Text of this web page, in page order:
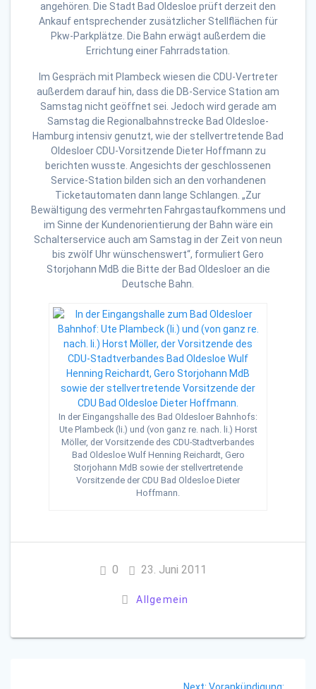
angehören. Die Stadt Bad Oldesloe prüft derzeit den
Ankauf entsprechender zusätzlicher Stellflächen für
Pkw-Parkplätze. Die Bahn erwägt außerdem die
Errichtung einer Fahrradstation.
Im Gespräch mit Plambeck wiesen die CDU-Vertreter
außerdem darauf hin, dass die DB-Service Station am
Samstag nicht geöffnet sei. Jedoch wird gerade am
Samstag die Regionalbahnstrecke Bad Oldesloe-
Hamburg intensiv genutzt, wie der stellvertretende Bad
Oldesloer CDU-Vorsitzende Dieter Hoffmann zu
berichten wusste. Angesichts der geschlossenen
Service-Station bilden sich an den vorhandenen
Ticketautomaten dann lange Schlangen. „Zur
Bewältigung des vermehrten Fahrgastaufkommens und
im Sinne der Kundenorientierung der Bahn wäre ein
Schalterservice auch am Samstag in der Zeit von neun
bis zwölf Uhr wünschenswert“, formuliert Gero
Storjohann MdB die Bitte der Bad Oldesloer an die
Deutsche Bahn.
In der Eingangshalle des Bad Oldesloer Bahnhofs:
Ute Plambeck (li.) und (von ganz re. nach. li.) Horst
Möller, der Vorsitzende des CDU-Stadtverbandes
Bad Oldesloe Wulf Henning Reichardt, Gero
Storjohann MdB sowie der stellvertretende
Vorsitzende der CDU Bad Oldesloe Dieter
Hoffmann.
0 23. Juni 2011
Allgemein
Next